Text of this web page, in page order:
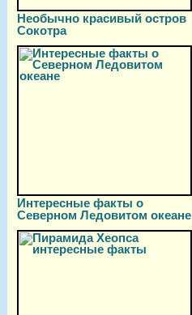
Необычно красивый остров
Сокотра
Интересные факты о
Северном Ледовитом океане